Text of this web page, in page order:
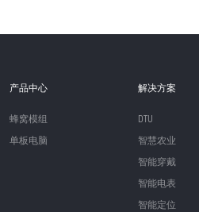
产品中心
蜂窝模组
单板电脑
解决方案
DTU
智慧农业
智能穿戴
智能电表
智能定位